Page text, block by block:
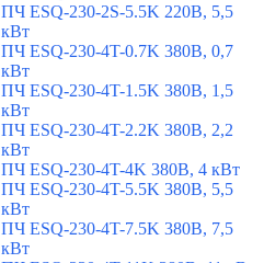
ПЧ ESQ-230-2S-5.5K 220В, 5,5
кВт
ПЧ ESQ-230-4T-0.7K 380В, 0,7
кВт
ПЧ ESQ-230-4T-1.5K 380В, 1,5
кВт
ПЧ ESQ-230-4T-2.2K 380В, 2,2
кВт
ПЧ ESQ-230-4T-4K 380В, 4 кВт
ПЧ ESQ-230-4T-5.5K 380В, 5,5
кВт
ПЧ ESQ-230-4T-7.5K 380В, 7,5
кВт